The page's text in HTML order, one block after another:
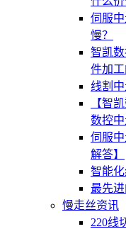
伺服
慢？
智凯
件加
线割
【智
数控
伺服
解答】
智能
最先
慢走丝资讯
220线